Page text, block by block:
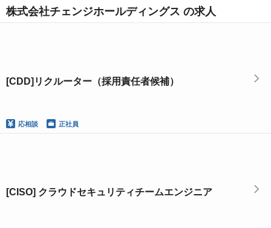
株式会社チェンジホールディングス の求人
[CDD]リクルーター（採用責任者候補）
応相談 正社員
[CISO] クラウドセキュリティチームエンジニア